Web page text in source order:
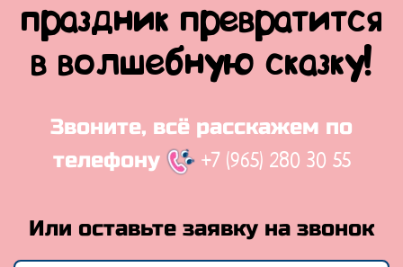
праздник превратится
в волшебную сказку!
Звоните, всё расскажем по
телефону
+7 (965) 280 30 55
Или оставьте заявку на звонок